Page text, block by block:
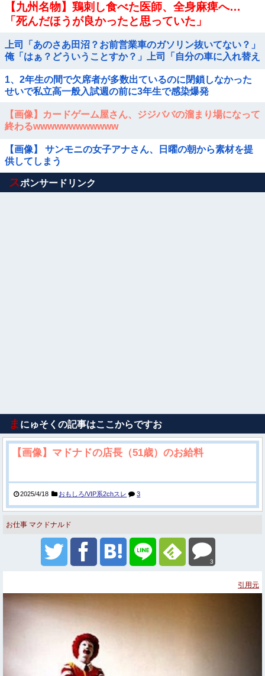
【九州名物】鶏刺し食べた医師、全身麻痺へ…
「死んだほうが良かったと思っていた」
上司「あのさあ田沼？お前営業車のガソリン抜いてない？」
俺「はぁ？どういうことすか？」上司「自分の車に入れ替え
1、2年生の間で欠席者が多数出ているのに閉鎖しなかった
せいで私立高一般入試週の前に3年生で感染爆発
【画像】カードゲーム屋さん、ジジババの溜まり場になって
終わるwwwwwwwwwwww
【画像】 サンモニの女子アナさん、日曜の朝から素材を提
供してしまう
Powered by livedoor 相互RSS
スポンサードリンク
ま にゅそくの記事はここからですお
【画像】マドナドの店長（51歳）のお給料
2025/4/18 おもしろ/VIP系2chスレ 3
お仕事 マクドナルド
3
引用元